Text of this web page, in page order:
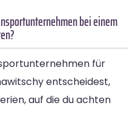
bei einem
für
entscheidest,
auf die du achten